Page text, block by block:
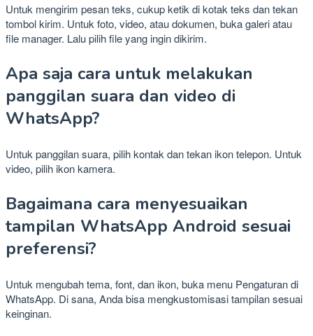
Untuk mengirim pesan teks, cukup ketik di kotak teks dan tekan
tombol kirim. Untuk foto, video, atau dokumen, buka galeri atau
file manager. Lalu pilih file yang ingin dikirim.
Apa saja cara untuk melakukan
panggilan suara dan video di
WhatsApp?
Untuk panggilan suara, pilih kontak dan tekan ikon telepon. Untuk
video, pilih ikon kamera.
Bagaimana cara menyesuaikan
tampilan WhatsApp Android sesuai
preferensi?
Untuk mengubah tema, font, dan ikon, buka menu Pengaturan di
WhatsApp. Di sana, Anda bisa mengkustomisasi tampilan sesuai
keinginan.